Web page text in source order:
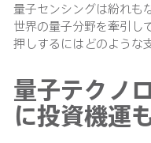
量子センシングは紛れも
世界の量子分野を牽引し
押しするにはどのような
量子テクノ
に投資機運